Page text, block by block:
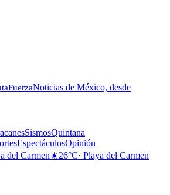
FuerzaNoticias de México, desde
SismosQuintana
EspectáculosOpinión
del Carmen☀️26°C· Playa del Carmen